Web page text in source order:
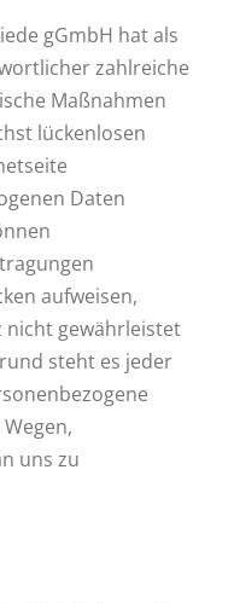
gGmbH hat als
zahlreiche
Maßnahmen
lückenlosen
Daten
aufweisen,
nicht gewährleistet
steht es jeder
uns zu